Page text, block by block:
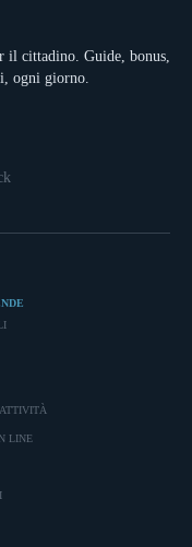
cittadino. Guide, bonus,
ogni giorno.
LINE